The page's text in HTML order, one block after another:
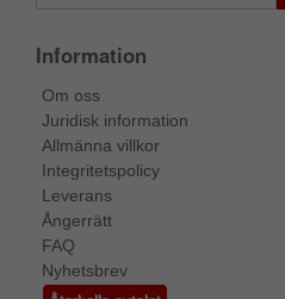
Information
Om oss
Juridisk information
Allmänna villkor
Integritetspolicy
Leverans
Ångerrätt
FAQ
Nyhetsbrev